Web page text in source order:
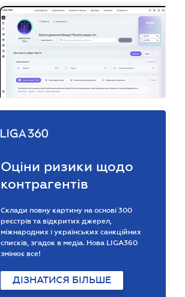
Оціни ризики щодо
контрагентів
Склади повну картину на основі 300
реєстрів та відкритих джерел,
міжнародних і українських санкційних
списків, згадок в медіа. Нова LIGA360
змінює все!
ДІЗНАТИСЯ БІЛЬШЕ